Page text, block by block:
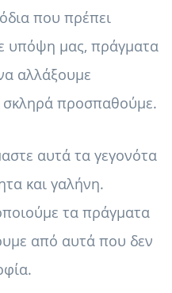
που πρέπει
υπόψη μας, πράγματα
αλλάξουμε
προσπαθούμε.
αυτά τα γεγονότα
και γαλήνη.
τα πράγματα
από αυτά που δεν